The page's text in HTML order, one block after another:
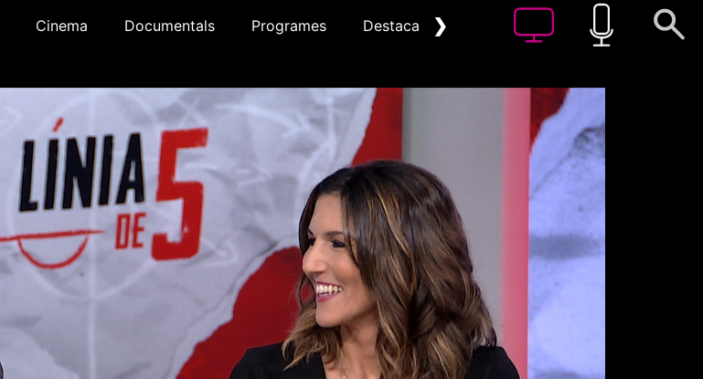
Cinema Documentals Programes Destacat ❯